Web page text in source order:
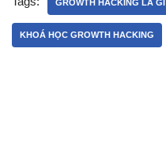
GROWTH HACKING LÀ GÌ
KHOÁ HỌC GROWTH HACKING